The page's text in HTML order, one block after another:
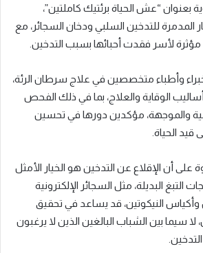
بعنوان “عش الحياة برئتيك كاملتين”،
للتدخين السلبي ودخان السجائر، مع
لأسر فقدت أحبائها بسبب التدخين.
وأطباء متخصصين في علاج سرطان الرئة،
الوقاية والعلاج، بما في ذلك الفحص
والموجهة، مؤكدين دورها في تحسين
قيد الحياة.
على أن الإقلاع عن التدخين هو الخيار الأمثل
التبغ البديلة، مثل السجائر الإلكترونية
وأكياس النيكوتين، قد يساعد في تحقيق
لا سيما بين الشباب البالغين الذين لا يرغبون